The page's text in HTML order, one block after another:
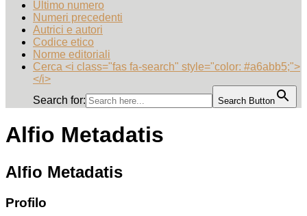
Ultimo numero
Numeri precedenti
Autrici e autori
Codice etico
Norme editoriali
Cerca <i class="fas fa-search" style="color: #a6abb5;">
</i>
Search for:
Search Button
Alfio Metadatis
Alfio Metadatis
Profilo